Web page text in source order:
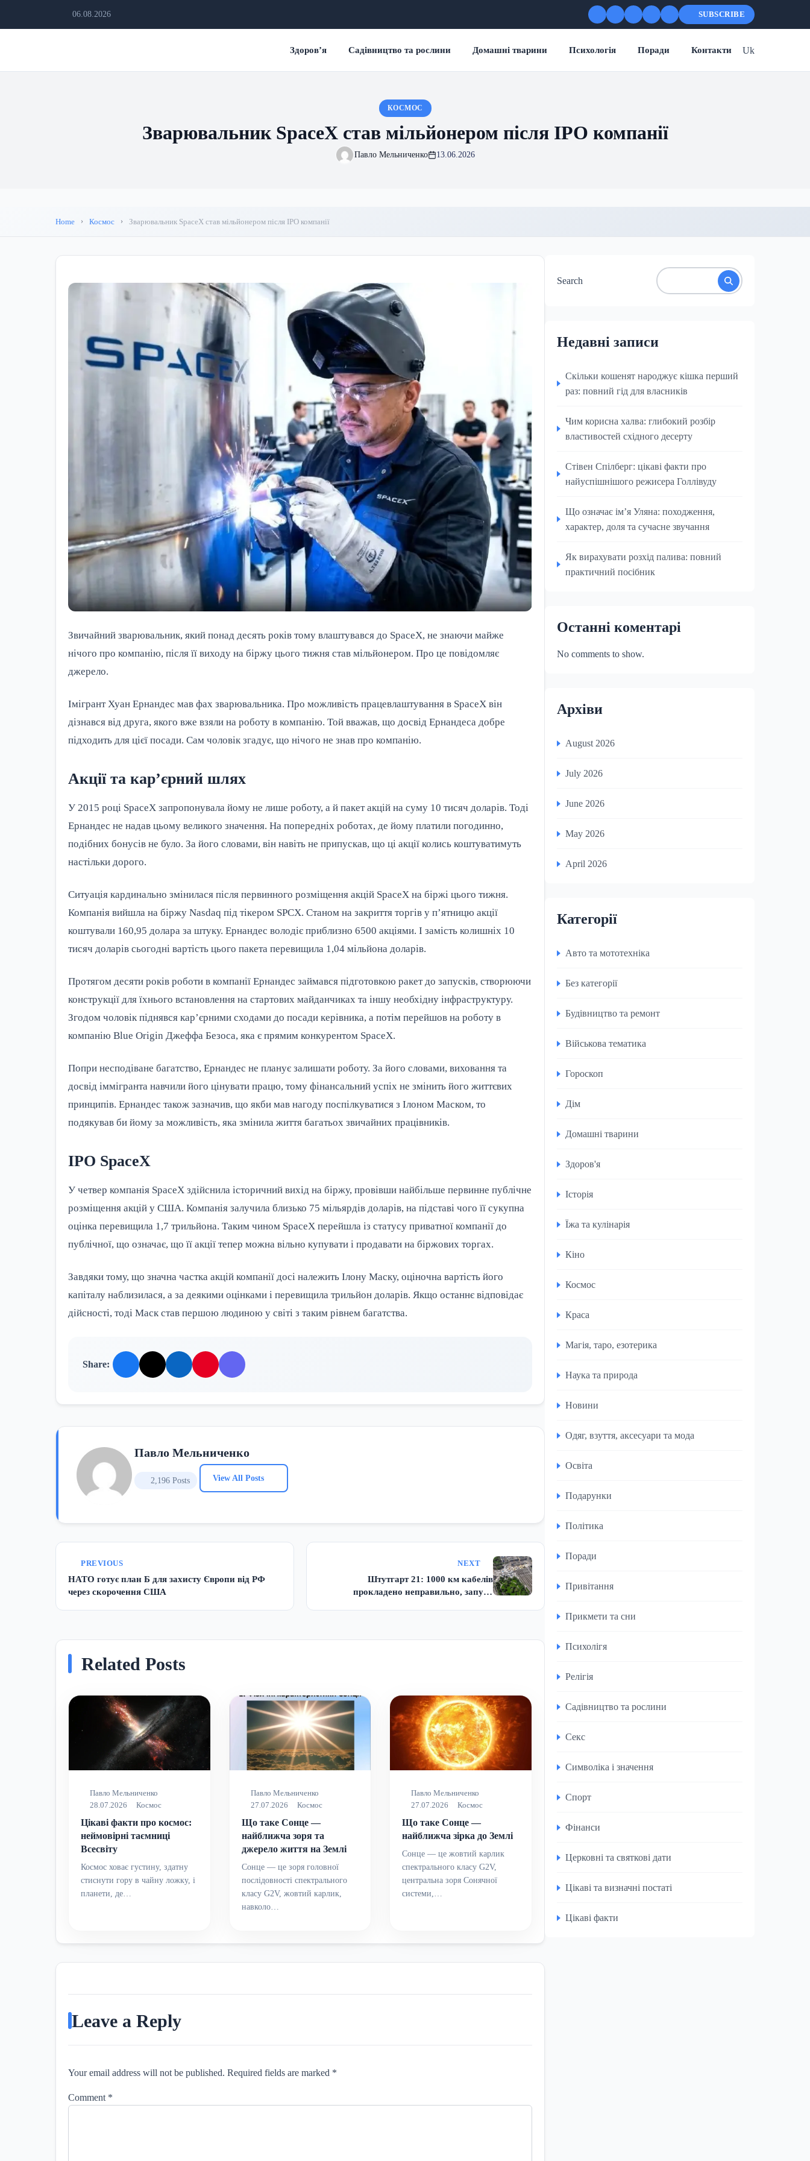
06.08.2026 SUBSCRIBE
Здоров’я Садівництво та рослини Домашні тварини Психологія Поради Контакти Uk
КОСМОС
Зварювальник SpaceX став мільйонером після IPO компанії
Павло Мельниченко 13.06.2026
Home Космос Зварювальник SpaceX став мільйонером після IPO компанії
Звичайний зварювальник, який понад десять років тому влаштувався до SpaceX, не знаючи майже
нічого про компанію, після її виходу на біржу цього тижня став мільйонером. Про це повідомляє
джерело.
Імігрант Хуан Ернандес мав фах зварювальника. Про можливість працевлаштування в SpaceX він
дізнався від друга, якого вже взяли на роботу в компанію. Той вважав, що досвід Ернандеса добре
підходить для цієї посади. Сам чоловік згадує, що нічого не знав про компанію.
Акції та кар’єрний шлях
У 2015 році SpaceX запропонувала йому не лише роботу, а й пакет акцій на суму 10 тисяч доларів. Тоді
Ернандес не надав цьому великого значення. На попередніх роботах, де йому платили погодинно,
подібних бонусів не було. За його словами, він навіть не припускав, що ці акції колись коштуватимуть
настільки дорого.
Ситуація кардинально змінилася після первинного розміщення акцій SpaceX на біржі цього тижня.
Компанія вийшла на біржу Nasdaq під тікером SPCX. Станом на закриття торгів у п’ятницю акції
коштували 160,95 долара за штуку. Ернандес володіє приблизно 6500 акціями. І замість колишніх 10
тисяч доларів сьогодні вартість цього пакета перевищила 1,04 мільйона доларів.
Протягом десяти років роботи в компанії Ернандес займався підготовкою ракет до запусків, створюючи
конструкції для їхнього встановлення на стартових майданчиках та іншу необхідну інфраструктуру.
Згодом чоловік піднявся кар’єрними сходами до посади керівника, а потім перейшов на роботу в
компанію Blue Origin Джеффа Безоса, яка є прямим конкурентом SpaceX.
Попри несподіване багатство, Ернандес не планує залишати роботу. За його словами, виховання та
досвід іммігранта навчили його цінувати працю, тому фінансальний успіх не змінить його життєвих
принципів. Ернандес також зазначив, що якби мав нагоду поспілкуватися з Ілоном Маском, то
подякував би йому за можливість, яка змінила життя багатьох звичайних працівників.
IPO SpaceX
У четвер компанія SpaceX здійснила історичний вихід на біржу, провівши найбільше первинне публічне
розміщення акцій у США. Компанія залучила близько 75 мільярдів доларів, на підставі чого її сукупна
оцінка перевищила 1,7 трильйона. Таким чином SpaceX перейшла із статусу приватної компанії до
публічної, що означає, що її акції тепер можна вільно купувати і продавати на біржових торгах.
Завдяки тому, що значна частка акцій компанії досі належить Ілону Маску, оціночна вартість його
капіталу наблизилася, а за деякими оцінками і перевищила трильйон доларів. Якщо останнє відповідає
дійсності, тоді Маск став першою людиною у світі з таким рівнем багатства.
Share:
Павло Мельниченко
2,196 Posts View All Posts
PREVIOUS
НАТО готує план Б для захисту Європи від РФ
через скорочення США
NEXT
Штутгарт 21: 1000 км кабелів
прокладено неправильно, запуск
Related Posts
Павло Мельниченко
28.07.2026
Космос
Цікаві факти про космос:
неймовірні таємниці
Всесвіту
Космос ховає густину, здатну
стиснути гору в чайну ложку, і
планети, де…
Павло Мельниченко
27.07.2026
Космос
Що таке Сонце —
найближча зоря та
джерело життя на Землі
Сонце — це зоря головної
послідовності спектрального
класу G2V, жовтий карлик,
навколо…
Павло Мельниченко
27.07.2026
Космос
Що таке Сонце —
найближча зірка до Землі
Сонце — це жовтий карлик
спектрального класу G2V,
центральна зоря Сонячної
системи,…
Leave a Reply
Your email address will not be published. Required fields are marked *
Comment *
Search
Недавні записи
Скільки кошенят народжує кішка перший
раз: повний гід для власників
Чим корисна халва: глибокий розбір
властивостей східного десерту
Стівен Спілберг: цікаві факти про
найуспішнішого режисера Голлівуду
Що означає ім’я Уляна: походження,
характер, доля та сучасне звучання
Як вирахувати розхід палива: повний
практичний посібник
Останні коментарі
No comments to show.
Архіви
August 2026
July 2026
June 2026
May 2026
April 2026
Категорії
Авто та мототехніка
Без категорії
Будівництво та ремонт
Військова тематика
Гороскоп
Дім
Домашні тварини
Здоров'я
Історія
Їжа та кулінарія
Кіно
Космос
Краса
Магія, таро, езотерика
Наука та природа
Новини
Одяг, взуття, аксесуари та мода
Освіта
Подарунки
Політика
Поради
Привітання
Прикмети та сни
Психолігя
Релігія
Садівництво та рослини
Секс
Символіка і значення
Спорт
Фінанси
Церковні та святкові дати
Цікаві та визначні постаті
Цікаві факти